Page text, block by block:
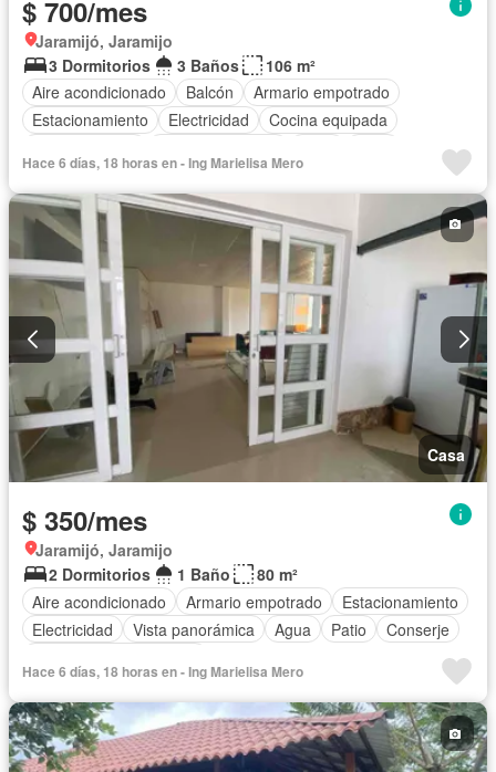
$ 700/mes
Jaramijó, Jaramijo
3 Dormitorios
3 Baños
106 m²
Aire acondicionado
Balcón
Armario empotrado
Estacionamiento
Electricidad
Cocina equipada
Garita de guardianía
Seguridad
Piscina
Cancha de tenis
Completamente amoblado
Hace 6 días, 18 horas en - Ing Marielisa Mero
Casa
$ 350/mes
Jaramijó, Jaramijo
2 Dormitorios
1 Baño
80 m²
Aire acondicionado
Armario empotrado
Estacionamiento
Electricidad
Vista panorámica Agua Patio
Conserje
Hace 6 días, 18 horas en - Ing Marielisa Mero